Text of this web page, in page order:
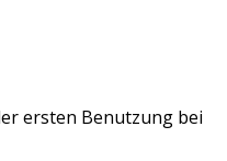
ersten Benutzung bei